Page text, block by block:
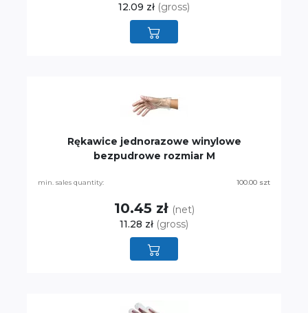
12.09 zł (gross)
Rękawice jednorazowe winylowe
bezpudrowe rozmiar M
min. sales quantity: 100.00 szt
10.45 zł (net)
11.28 zł (gross)